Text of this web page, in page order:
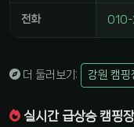
전화
더 둘러보기: 강원 캠핑
실시간 급상승 캠핑